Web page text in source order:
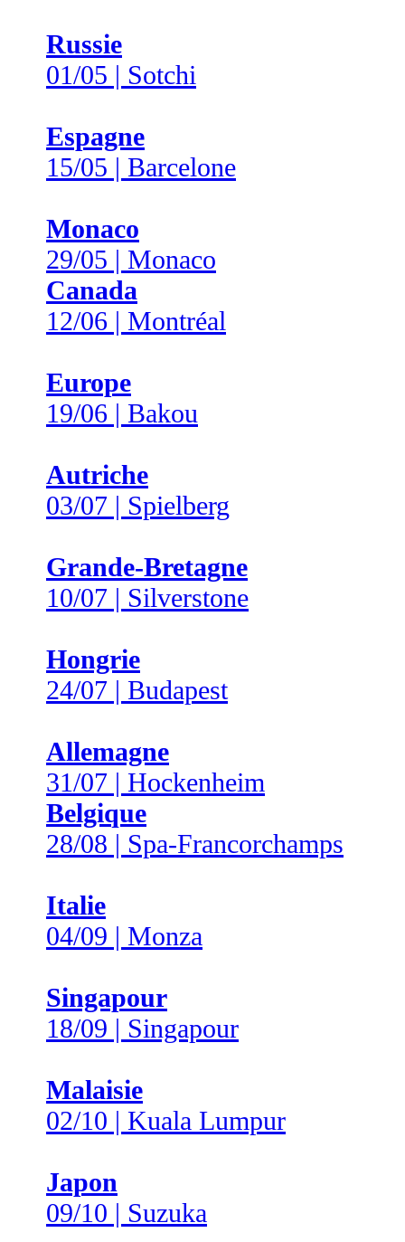
Russie
01/05 | Sotchi
Espagne
15/05 | Barcelone
Monaco
29/05 | Monaco
Canada
12/06 | Montréal
Europe
19/06 | Bakou
Autriche
03/07 | Spielberg
Grande-Bretagne
10/07 | Silverstone
Hongrie
24/07 | Budapest
Allemagne
31/07 | Hockenheim
Belgique
28/08 | Spa-Francorchamps
Italie
04/09 | Monza
Singapour
18/09 | Singapour
Malaisie
02/10 | Kuala Lumpur
Japon
09/10 | Suzuka